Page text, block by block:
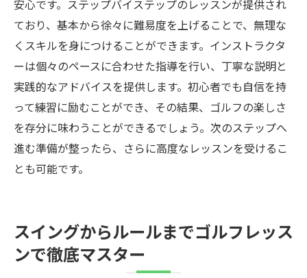
安心です。ステップバイステップのレッスンが提供され
ており、基本から徐々に難易度を上げることで、無理な
くスキルを身につけることができます。インストラクタ
ーは個々のペースに合わせた指導を行い、丁寧な説明と
実践的なアドバイスを提供します。初心者でも自信を持
って練習に励むことができ、その結果、ゴルフの楽しさ
を存分に味わうことができるでしょう。次のステップへ
進む準備が整ったら、さらに高度なレッスンを受けるこ
とも可能です。
スイングからルールまでゴルフレッス
ンで徹底マスター